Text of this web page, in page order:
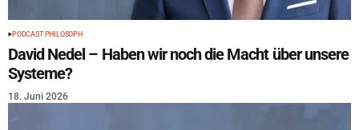
PODCAST PHILOSOPH
David Nedel – Haben wir noch die Macht über unsere
Systeme?
18. Juni 2026